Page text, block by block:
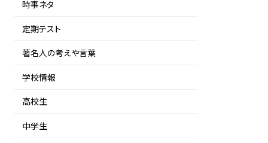
時事ネタ
定期テスト
著名人の考えや言葉
学校情報
高校生
中学生